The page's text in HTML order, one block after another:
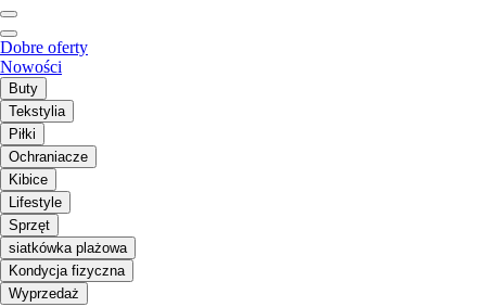
Dobre oferty
Nowości
Buty
Tekstylia
Piłki
Ochraniacze
Kibice
Lifestyle
Sprzęt
siatkówka plażowa
Kondycja fizyczna
Wyprzedaż